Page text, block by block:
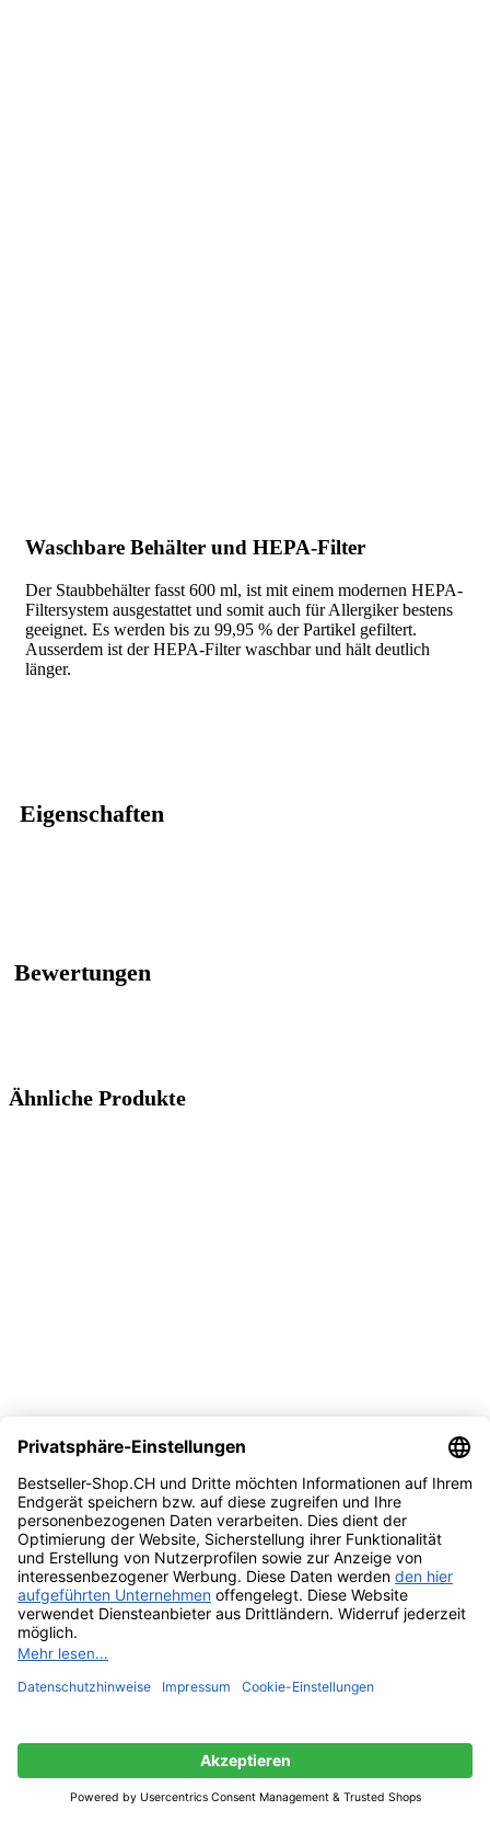
Waschbare Behälter und HEPA-Filter
Der Staubbehälter fasst 600 ml, ist mit einem modernen HEPA-
Filtersystem ausgestattet und somit auch für Allergiker bestens
geeignet. Es werden bis zu 99,95 % der Partikel gefiltert.
Ausserdem ist der HEPA-Filter waschbar und hält deutlich
länger.
Eigenschaften
Bewertungen
Ähnliche Produkte